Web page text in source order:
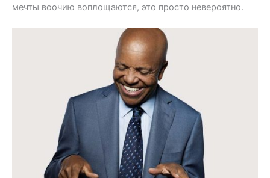
мечты воочию воплощаются, это просто невероятно.